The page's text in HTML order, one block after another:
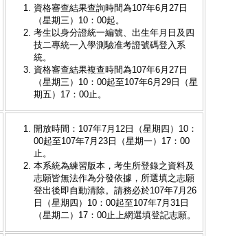
資格審查結果查詢時間為107年6月27日
（星期三）10：00起。
考生以身分證統一編號、出生年月日及四
技二專統一入學測驗准考證號碼登入系
統。
資格審查結果複查時間為107年6月27日
（星期三）10：00起至107年6月29日（星
期五）17：00止。
開放時間：107年7月12日（星期四）10：
00起至107年7月23日（星期一）17：00
止。
本系統為練習版本，考生所登錄之資料及
志願皆無法作為分發依據，所選填之志願
登出後即自動清除。請務必於107年7月26
日（星期四）10：00起至107年7月31日
（星期二）17：00止上網選填登記志願。